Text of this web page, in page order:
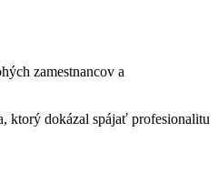
zamestnancov a
ktorý dokázal spájať profesionalitu